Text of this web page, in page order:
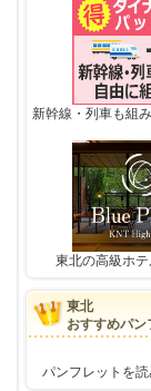
新幹線・列車も組
東北の高級ホ
東北
おすすめパン
パンフレットを